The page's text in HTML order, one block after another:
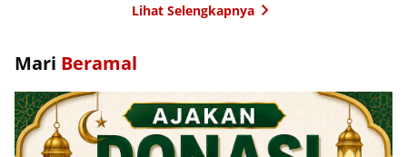
Lihat Selengkapnya
Mari Beramal